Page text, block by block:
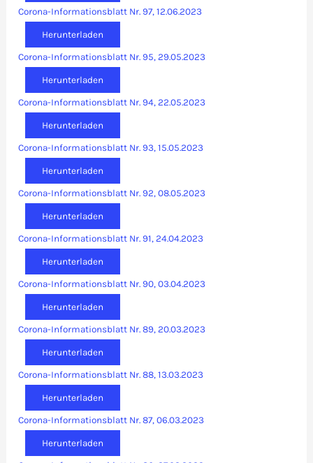
Corona-Informationsblatt Nr. 97, 12.06.2023
Herunterladen
Corona-Informationsblatt Nr. 95, 29.05.2023
Herunterladen
Corona-Informationsblatt Nr. 94, 22.05.2023
Herunterladen
Corona-Informationsblatt Nr. 93, 15.05.2023
Herunterladen
Corona-Informationsblatt Nr. 92, 08.05.2023
Herunterladen
Corona-Informationsblatt Nr. 91, 24.04.2023
Herunterladen
Corona-Informationsblatt Nr. 90, 03.04.2023
Herunterladen
Corona-Informationsblatt Nr. 89, 20.03.2023
Herunterladen
Corona-Informationsblatt Nr. 88, 13.03.2023
Herunterladen
Corona-Informationsblatt Nr. 87, 06.03.2023
Herunterladen